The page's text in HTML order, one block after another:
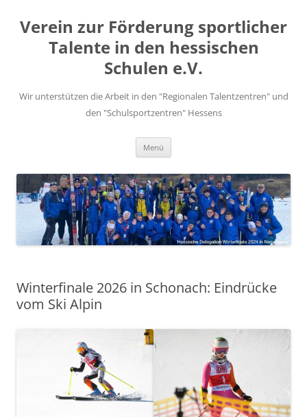
springen
Verein zur Förderung sportlicher
Talente in den hessischen
Schulen e.V.
Wir unterstützen die Arbeit in den "Regionalen Talentzentren" und
den "Schulsportzentren" Hessens
Menü
Winterfinale 2026 in Schonach: Eindrücke
vom Ski Alpin